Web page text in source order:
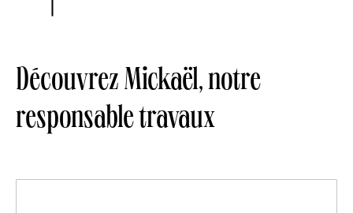
Découvrez Mickaël, notre
responsable travaux